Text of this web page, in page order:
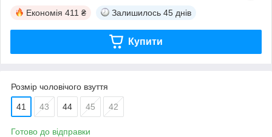
Економія 411 ₴ Залишилось 45 днів
Купити
Розмір чоловічого взуття
41 43 44 45 42
Готово до відправки